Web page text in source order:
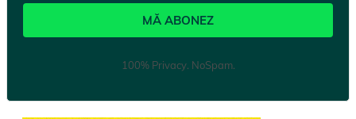
MĂ ABONEZ
100% Privacy. NoSpam.